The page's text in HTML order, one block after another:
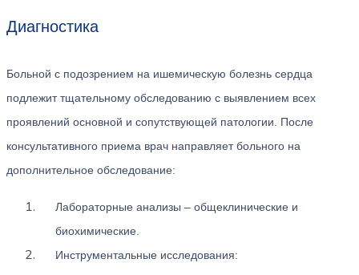
Диагностика
Больной с подозрением на ишемическую болезнь сердца
подлежит тщательному обследованию с выявлением всех
проявлений основной и сопутствующей патологии. После
консультативного приема врач направляет больного на
дополнительное обследование:
Лабораторные анализы – общеклинические и
биохимические.
Инструментальные исследования: